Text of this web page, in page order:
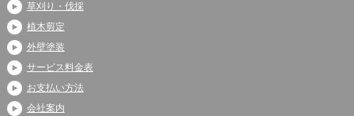
草刈り・伐採
植木剪定
外壁塗装
サービス料金表
お支払い方法
会社案内